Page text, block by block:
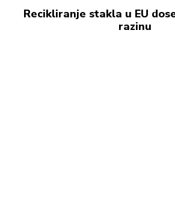
Recikliranje stakla u EU
razinu